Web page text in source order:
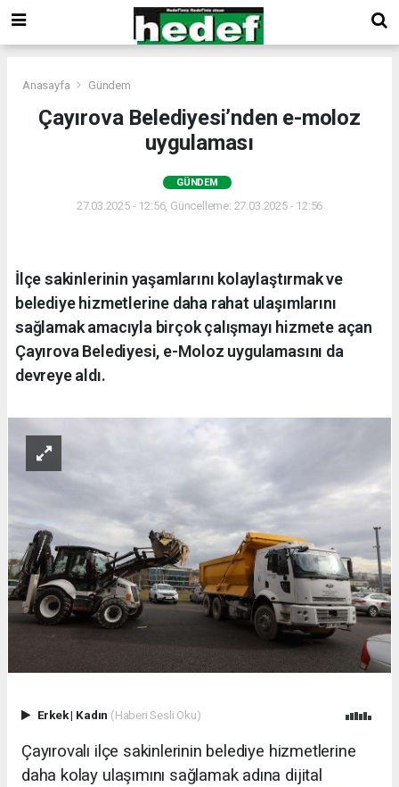
Anasayfa Gündem
Çayırova Belediyesi’nden e-moloz
uygulaması
GÜNDEM
27.03.2025 - 12:56, Güncelleme: 27.03.2025 - 12:56
İlçe sakinlerinin yaşamlarını kolaylaştırmak ve
belediye hizmetlerine daha rahat ulaşımlarını
sağlamak amacıyla birçok çalışmayı hizmete açan
Çayırova Belediyesi, e-Moloz uygulamasını da
devreye aldı.
Erkek| Kadın (Haberi Sesli Oku)
Çayırovalı ilçe sakinlerinin belediye hizmetlerine
daha kolay ulaşımını sağlamak adına dijital